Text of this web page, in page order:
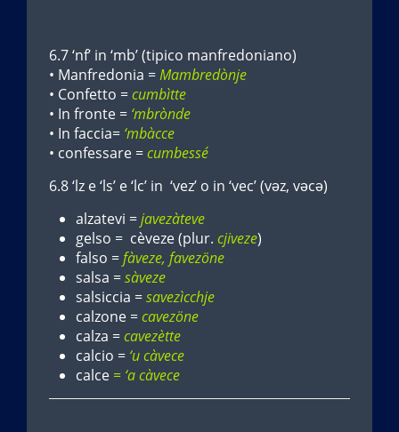
6.7 ‘nf’ in ‘mb’ (tipico manfredoniano)
• Manfredonia =Mambredònje
• Confetto =cumbìtte
• In fronte = ‘mbrònde
• In faccia= ‘mbàcce
• confessare =cumbessé
6.8 ‘lz e ‘ls’ e ‘lc’ in ‘vez’ o in ‘vec’ (vəz, vəcə)
alzatevi =javezàteve
gelso = cèveze (plur. cjiveze)
falso =fàveze, favezöne
salsa =sàveze
salsiccia =savezìcchje
calzone =cavezöne
calza =cavezètte
calcio = ‘u càvece
calce = ‘a càvece